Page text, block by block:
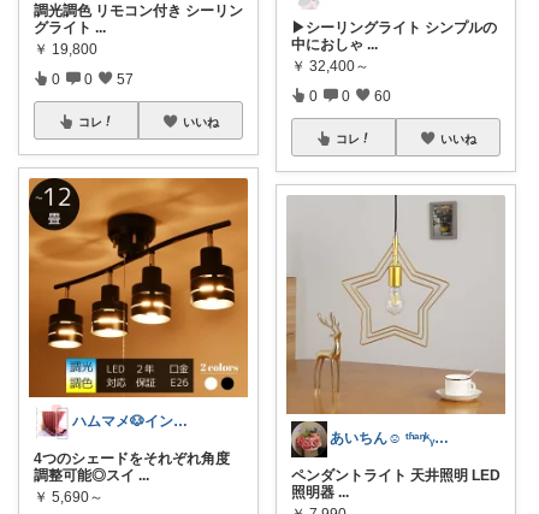
調光調色 リモコン付き シーリン
グライト ...
￥ 19,800
0 0 57
コレ いいね
ハムマメ🐶インテリア・キッチン🌸
4つのシェードをそれぞれ角度
調整可能◎スイ ...
￥ 5,690～
▶︎シーリングライト シンプルの
中におしゃ ...
￥ 32,400～
0 0 60
コレ いいね
あいちん☺️ ᵗʱᵃᵑᵏᵧₒᵤওೄ ♬*
ペンダントライト 天井照明 LED
照明器 ...